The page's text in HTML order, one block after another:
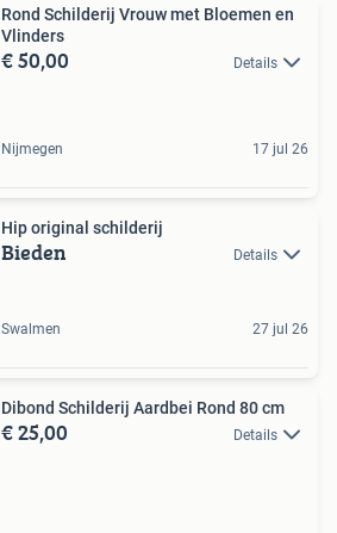
Rond Schilderij Vrouw met Bloemen en
Vlinders
€ 50,00 Details
Nijmegen 17 jul 26
Hip original schilderij
Bieden Details
Swalmen 27 jul 26
Dibond Schilderij Aardbei Rond 80 cm
€ 25,00 Details